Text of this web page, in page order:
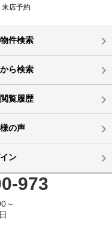
来店予約
件検索
ら検索
覧履歴
の声
ン
973
～